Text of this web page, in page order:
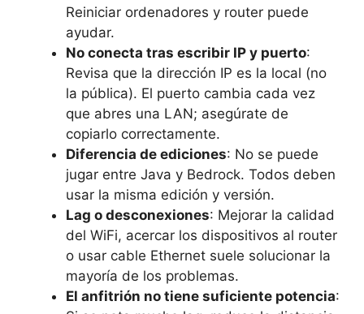
Reiniciar ordenadores y router puede
ayudar.
No conecta tras escribir IP y puerto:
Revisa que la dirección IP es la local (no
la pública). El puerto cambia cada vez
que abres una LAN; asegúrate de
copiarlo correctamente.
Diferencia de ediciones: No se puede
jugar entre Java y Bedrock. Todos deben
usar la misma edición y versión.
Lag o desconexiones: Mejorar la calidad
del WiFi, acercar los dispositivos al router
o usar cable Ethernet suele solucionar la
mayoría de los problemas.
El anfitrión no tiene suficiente potencia: